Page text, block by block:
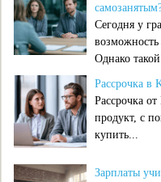
Сегодня у
возможность
Однако
Рассрочка в
Рассрочка
продукт, с
купить...
Зарплаты